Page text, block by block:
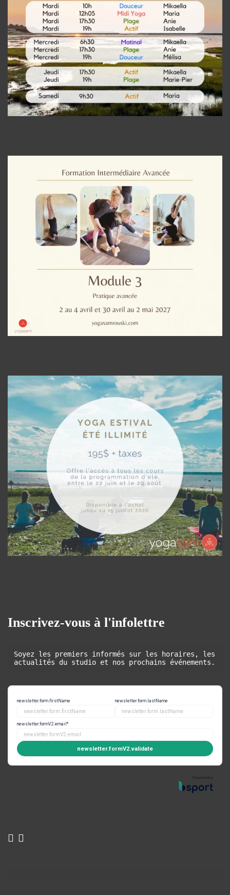
Inscrivez-vous à l'infolettre
Soyez les premiers informés sur les horaires, les
actualités du studio et nos prochains événements.
newsletter.form.firstName newsletter.form.lastName
newsletter.formV2.email*
newsletter.formV2.validate
Powered by